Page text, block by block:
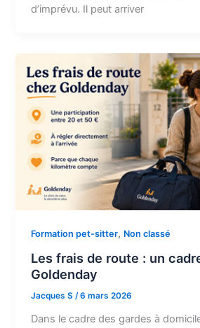
d’imprévu. Il peut arriver
Formation pet-sitter, Non classé
Les frais de route : un
Goldenday
Jacques S/6 mars 2026
Dans le cadre des gardes à